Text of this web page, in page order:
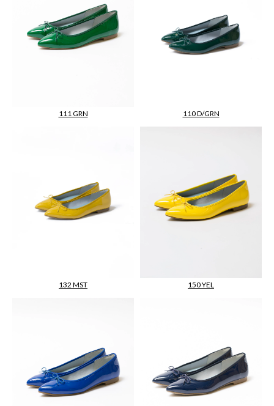
111 GRN 110 D/GRN
132 MST 150 YEL